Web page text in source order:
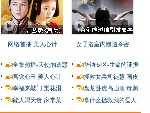
网络首播-美人心计 女子浴室内惨遭杀害
全集热播-天使的诱惑
华纳专区-生命的证据
宫锁心玉 美人心计 拯救女兵司徒慧 画皮
幸福来敲门 梨花泪 盘龙卧虎高山顶 毒刺
能人冯天贵 家常菜 拿什么拯救我的爱人